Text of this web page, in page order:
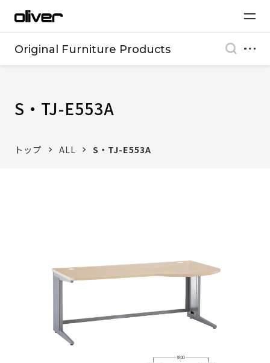
Original Furniture Products
S・TJ-E553A
トップ ALL S・TJ-E553A